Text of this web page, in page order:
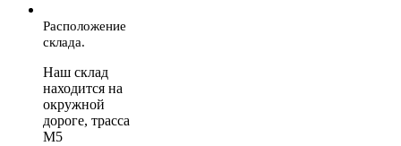
Расположение
склада.
Наш склад
находится на
окружной
дороге, трасса
М5